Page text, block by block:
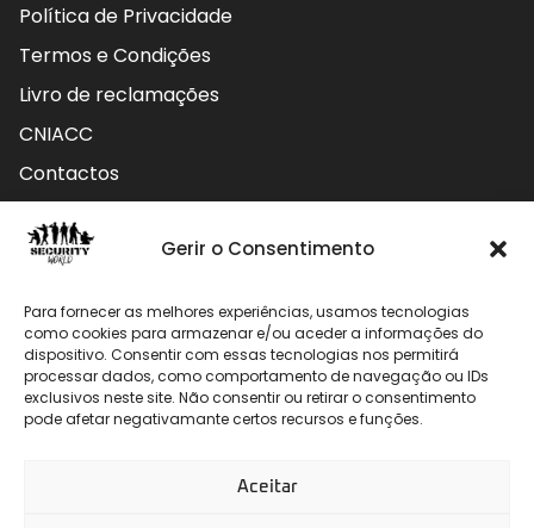
Gerir o Consentimento
Para fornecer as melhores experiências, usamos tecnologias
como cookies para armazenar e/ou aceder a informações do
dispositivo. Consentir com essas tecnologias nos permitirá
processar dados, como comportamento de navegação ou IDs
exclusivos neste site. Não consentir ou retirar o consentimento
pode afetar negativamante certos recursos e funções.
Aceitar
Política de Privacidade
Termos e Condições
Livro de reclamações
CNIACC
Contactos
Contactos
912 009 740 (Chamada para rede móvel nacional)
geral@securityworld.pt